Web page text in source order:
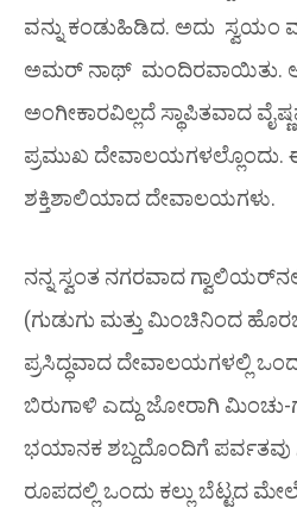
ವನ್ನು ಕಂಡುಹಿಡಿದ. ಅದು ಸ್ವಯಂ
ಅಮರ್ ನಾಥ್ ಮಂದಿರವಾಯಿತು.
ಅಂಗೀಕಾರವಿಲ್ಲದೆ ಸ್ಥಾಪಿತವಾದ
ಪ್ರಮುಖ
ಶಕ್ತಿಶಾಲಿಯಾದ ದೇವಾಲಯಗಳು.
ನನ್ನ ಸ್ವಂತ ನಗರವಾದ
(ಗುಡುಗು ಮತ್ತು ಮಿಂಚಿನಿಂದ
ಪ್ರಸಿದ್ಧವಾದ ದೇವಾಲಯಗಳಲ್ಲಿ
ಬಿರುಗಾಳಿ ಎದ್ದು ಜೋರಾಗಿ ಮಿಂಚು-
ಭಯಾನಕ ಶಬ್ದದೊಂದಿಗೆ
ರೂಪದಲ್ಲಿ ಒಂದು ಕಲ್ಲು ಬೆಟ್ಟದ